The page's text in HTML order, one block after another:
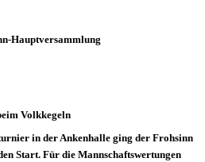
Hauptversammlung
Volkkegeln
in der Ankenhalle ging der Frohsinn
Start. Für die Mannschaftswertungen